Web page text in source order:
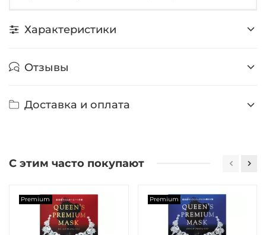
Характеристики
Отзывы
Доставка и оплата
С этим часто покупают
Premium Premium